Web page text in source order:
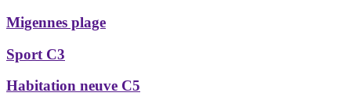
Migennes plage
Sport C3
Habitation neuve C5